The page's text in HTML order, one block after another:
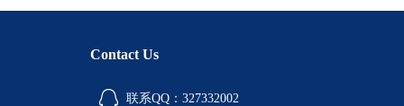
Contact Us
联系QQ：327332002